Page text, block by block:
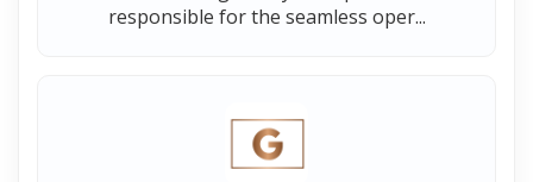
responsible for the seamless oper...